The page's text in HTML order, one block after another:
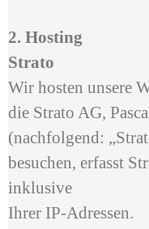
2. Hosting
Strato
Wir hosten unsere
die Strato AG,
(nachfolgend:
besuchen, erfasst
inklusive
Ihrer IP-Adressen.